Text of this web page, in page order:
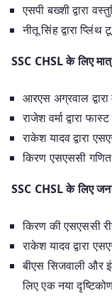
एसपी बख्शी द्वारा
नीतू सिंह द्वारा प्लिंथ
SSC CHSL के लिए
आरएस अग्रवाल द्वारा
राजेश वर्मा द्वारा
राकेश यादव द्वारा
किरण एसएससी गणित
SSC CHSL के लिए
किरण की एसएससी
राकेश यादव द्वारा
बीएस सिजवाली और
लिए एक नया